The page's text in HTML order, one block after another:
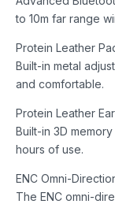
to 10m far range
Protein Leather
Built-in metal
and comfortable.
Protein Leather
Built-in 3D
hours of use.
ENC Omni-
The ENC omni-